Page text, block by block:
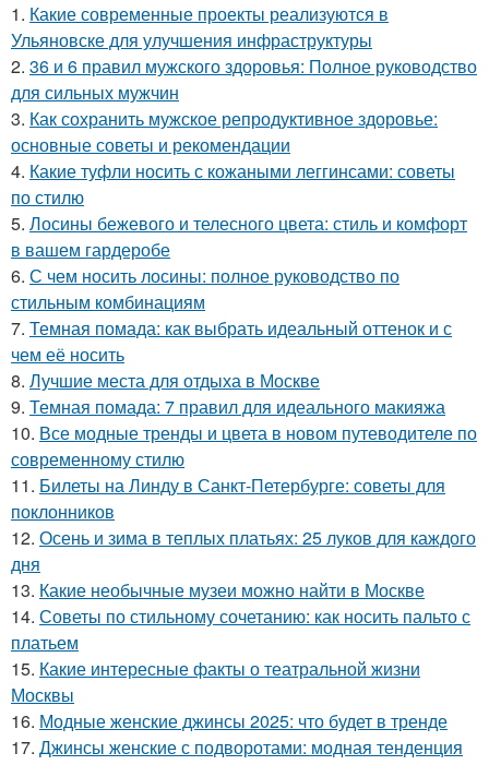
1. Какие современные проекты реализуются в
Ульяновске для улучшения инфраструктуры
2. 36 и 6 правил мужского здоровья: Полное руководство
для сильных мужчин
3. Как сохранить мужское репродуктивное здоровье:
основные советы и рекомендации
4. Какие туфли носить с кожаными леггинсами: советы
по стилю
5. Лосины бежевого и телесного цвета: стиль и комфорт
в вашем гардеробе
6. С чем носить лосины: полное руководство по
стильным комбинациям
7. Темная помада: как выбрать идеальный оттенок и с
чем её носить
8. Лучшие места для отдыха в Москве
9. Темная помада: 7 правил для идеального макияжа
10. Все модные тренды и цвета в новом путеводителе по
современному стилю
11. Билеты на Линду в Санкт-Петербурге: советы для
поклонников
12. Осень и зима в теплых платьях: 25 луков для каждого
дня
13. Какие необычные музеи можно найти в Москве
14. Советы по стильному сочетанию: как носить пальто с
платьем
15. Какие интересные факты о театральной жизни
Москвы
16. Модные женские джинсы 2025: что будет в тренде
17. Джинсы женские с подворотами: модная тенденция